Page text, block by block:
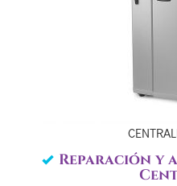
Reparación y